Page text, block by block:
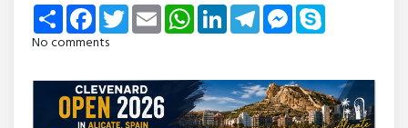
Share FacebookTwitterEmail WhatsAppLinkedInTelegramMessenger
No comments